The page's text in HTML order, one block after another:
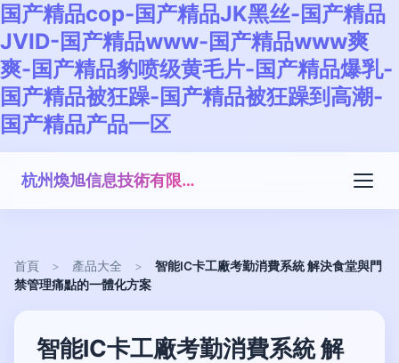
国产精品cop-国产精品JK黑丝-国产精品
JVID-国产精品www-国产精品www爽
爽-国产精品豹喷级黄毛片-国产精品爆乳-
国产精品被狂躁-国产精品被狂躁到高潮-
国产精品产品一区
杭州煥旭信息技術有限公司
首頁 > 產品大全 >
智能IC卡工廠考勤消費系統 解決食堂與門
禁管理痛點的一體化方案
智能IC卡工廠考勤消費系統 解